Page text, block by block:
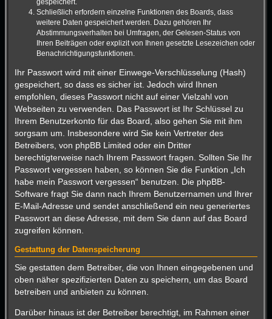
gespeichert.
Schließlich erfordern einzelne Funktionen des Boards, dass
weitere Daten gespeichert werden. Dazu gehören Ihr
Abstimmungsverhalten bei Umfragen, der Gelesen-Status von
Ihren Beiträgen oder explizit von Ihnen gesetzte Lesezeichen oder
Benachrichtigungsfunktionen.
Ihr Passwort wird mit einer Einwege-Verschlüsselung (Hash)
gespeichert, so dass es sicher ist. Jedoch wird Ihnen
empfohlen, dieses Passwort nicht auf einer Vielzahl von
Webseiten zu verwenden. Das Passwort ist Ihr Schlüssel zu
Ihrem Benutzerkonto für das Board, also gehen Sie mit ihm
sorgsam um. Insbesondere wird Sie kein Vertreter des
Betreibers, von phpBB Limited oder ein Dritter
berechtigterweise nach Ihrem Passwort fragen. Sollten Sie Ihr
Passwort vergessen haben, so können Sie die Funktion „Ich
habe mein Passwort vergessen“ benutzen. Die phpBB-
Software fragt Sie dann nach Ihrem Benutzernamen und Ihrer
E-Mail-Adresse und sendet anschließend ein neu generiertes
Passwort an diese Adresse, mit dem Sie dann auf das Board
zugreifen können.
Gestattung der Datenspeicherung
Sie gestatten dem Betreiber, die von Ihnen eingegebenen und
oben näher spezifizierten Daten zu speichern, um das Board
betreiben und anbieten zu können.
Darüber hinaus ist der Betreiber berechtigt, im Rahmen einer